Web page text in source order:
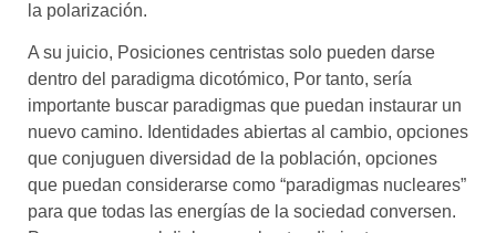
la polarización.
A su juicio, Posiciones centristas solo pueden darse
dentro del paradigma dicotómico, Por tanto, sería
importante buscar paradigmas que puedan instaurar un
nuevo camino. Identidades abiertas al cambio, opciones
que conjuguen diversidad de la población, opciones
que puedan considerarse como “paradigmas nucleares”
para que todas las energías de la sociedad conversen.